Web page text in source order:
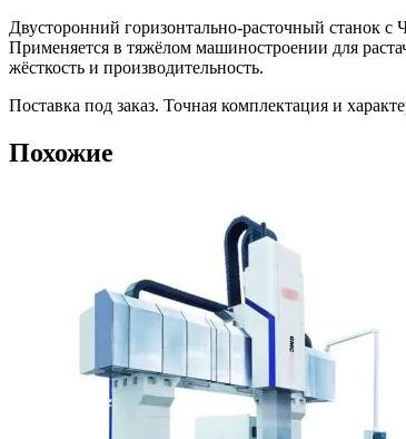
Двусторонний горизонтально-расточный станок
Применяется в тяжёлом машиностроении для
жёсткость и производительность.
Поставка под заказ. Точная комплектация и
Похожие